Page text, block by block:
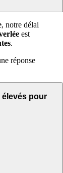
, notre délai
est
.
réponse
pour